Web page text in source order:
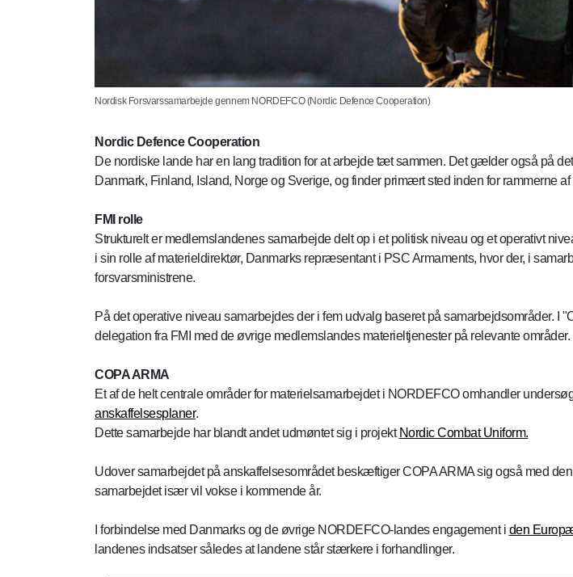
Nordisk Forsvarssamarbejde gennem NORDEFCO (Nordic Defence Cooperation)
Nordic Defence Cooperation
De nordiske lande har en lang tradition for at arbejde tæt sammen. Det gælder også på
Danmark, Finland, Island, Norge og Sverige, og finder primært sted inden for rammerne
FMI rolle
Strukturelt er medlemslandenes samarbejde delt op i et politisk niveau og et operativt
i sin rolle af materieldirektør, Danmarks repræsentant i PSC Armaments, hvor der, i
forsvarsministrene.
På det operative niveau samarbejdes der i fem udvalg baseret på samarbejdsområder. I
delegation fra FMI med de øvrige medlemslandes materieltjenester på relevante områder.
COPA ARMA
Et af de helt centrale områder for materielsamarbejdet i NORDEFCO omhandler
anskaffelsesplaner.
Dette samarbejde har blandt andet udmøntet sig i projekt Nordic Combat Uniform.
Udover samarbejdet på anskaffelsesområdet beskæftiger COPA ARMA sig også med
samarbejdet især vil vokse i kommende år.
I forbindelse med Danmarks og de øvrige NORDEFCO-landes engagement i den
landenes indsatser således at landene står stærkere i forhandlinger.